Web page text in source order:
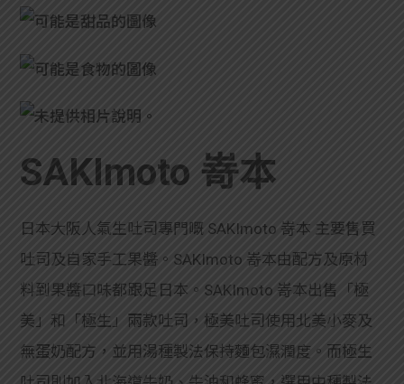
SAKImoto 嵜本
日本大阪人氣生吐司專門嘅 SAKImoto 嵜本 主要售買
吐司及自家手工果醬。SAKImoto 嵜本由配方及原材
料到果醬口味都跟足日本。SAKImoto 嵜本出售「極
美」和「極生」兩款吐司，極美吐司使用北美小麥及
無蛋奶配方，並用湯種製法保持麵包濕潤度。而極生